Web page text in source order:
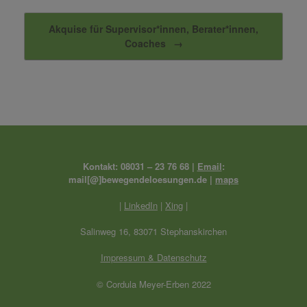
Akquise für Supervisor*innen, Berater*innen,
Coaches
→
Kontakt: 08031 – 23 76 68 | Email:
mail[@]bewegendeloesungen.de | maps
| LinkedIn | Xing |
Salinweg 16, 83071 Stephanskirchen
Impressum & Datenschutz
© Cordula Meyer-Erben 2022